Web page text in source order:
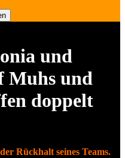
und
Muhs und
doppelt
Rückhalt seines Teams.